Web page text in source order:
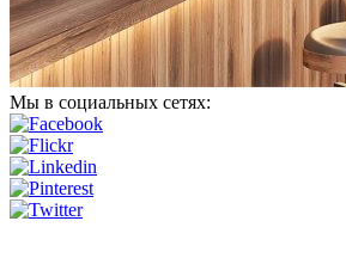
Мы в социальных сетях: